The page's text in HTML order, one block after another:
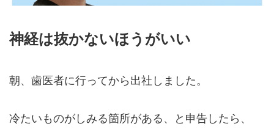
神経は抜かないほうがいい
朝、歯医者に行ってから出社しました。
冷たいものがしみる箇所がある、と申告したら、